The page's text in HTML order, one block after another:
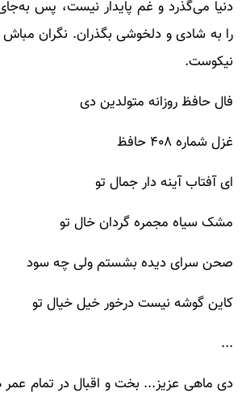
دنیا می‌گذرد و غم پایدار نیست، پس
را به شادی و دلخوشی بگذران. نگران مباش
نیکوست.
فال حافظ روزانه متولدین دی
غزل شماره ۴۰۸ حافظ
ای آفتاب آینه دار جمال تو
مشک سیاه مجمره گردان خال تو
صحن سرای دیده بشستم ولی چه سود
کاین گوشه نیست درخور خیل خیال تو
...
دی ماهی عزیز... بخت و اقبال در تمام عمر